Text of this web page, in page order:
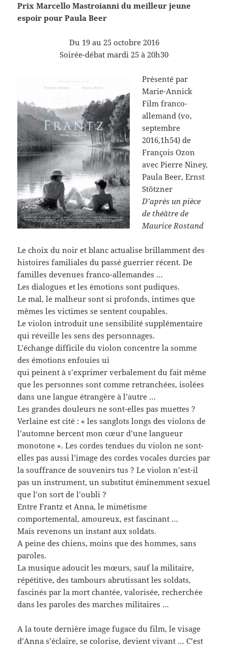
Prix Marcello Mastroianni du meilleur jeune
espoir pour Paula Beer
Du 19 au 25 octobre 2016
Soirée-débat mardi 25 à 20h30
Présenté par
Marie-Annick
Film franco-
allemand (vo,
septembre
2016,1h54) de
François Ozon
avec Pierre Niney,
Paula Beer, Ernst
Stötzner
D’après un pièce
de théâtre de
Maurice Rostand
Le choix du noir et blanc actualise brillamment des
histoires familiales du passé guerrier récent. De
familles devenues franco-allemandes …
Les dialogues et les émotions sont pudiques.
Le mal, le malheur sont si profonds, intimes que
mêmes les victimes se sentent coupables.
Le violon introduit une sensibilité supplémentaire
qui réveille les sens des personnages.
L’échange difficile du violon concentre la somme
des émotions enfouies ui
qui peinent à s’exprimer verbalement du fait même
que les personnes sont comme retranchées, isolées
dans une langue étrangère à l’autre …
Les grandes douleurs ne sont-elles pas muettes ?
Verlaine est cité : « les sanglots longs des violons de
l’automne bercent mon cœur d’une langueur
monotone ». Les cordes tendues du violon ne sont-
elles pas aussi l’image des cordes vocales durcies par
la souffrance de souvenirs tus ? Le violon n’est-il
pas un instrument, un substitut éminemment sexuel
que l’on sort de l’oubli ?
Entre Frantz et Anna, le mimétisme
comportemental, amoureux, est fascinant …
Mais revenons un instant aux soldats.
A peine des chiens, moins que des hommes, sans
paroles.
La musique adoucit les mœurs, sauf la militaire,
répétitive, des tambours abrutissant les soldats,
fascinés par la mort chantée, valorisée, recherchée
dans les paroles des marches militaires …
A la toute dernière image fugace du film, le visage
d’Anna s’éclaire, se colorise, devient vivant … C’est